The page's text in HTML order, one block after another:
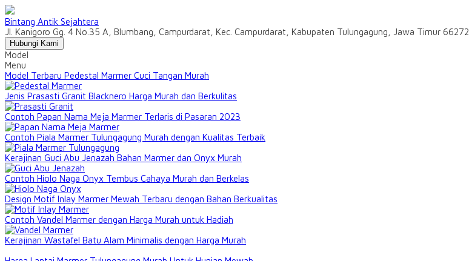
Bintang Antik Sejahtera
Jl. Kanigoro Gg. 4 No.35 A, Blumbang, Campurdarat, Kec. Campurdarat, Kabupaten Tulungagung, Jawa Timur 66272
Hubungi Kami
Model
Menu
Model Terbaru Pedestal Marmer Cuci Tangan Murah
Jenis Prasasti Granit Blacknero Harga Murah dan Berkulitas
Contoh Papan Nama Meja Marmer Terlaris di Pasaran 2023
Contoh Piala Marmer Tulungagung Murah dengan Kualitas Terbaik
Kerajinan Guci Abu Jenazah Bahan Marmer dan Onyx Murah
Contoh Hiolo Naga Onyx Tembus Cahaya Murah dan Berkelas
Design Motif Inlay Marmer Mewah Terbaru dengan Bahan Berkualitas
Contoh Vandel Marmer dengan Harga Murah untuk Hadiah
Kerajinan Wastafel Batu Alam Minimalis dengan Harga Murah